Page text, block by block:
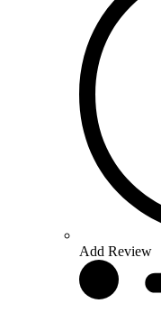
Add Review